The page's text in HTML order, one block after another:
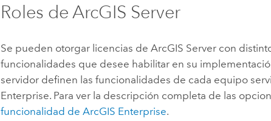
Roles deArcGIS Server
Se pueden otorgar licencias deArcGIS Server con
funcionalidades que desee habilitar en su
servidor definen las funcionalidades de cada equipo
Enterprise. Para ver la descripción completa de las
funcionalidad deArcGIS Enterprise.